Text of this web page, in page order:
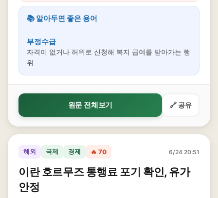
📚 알아두면 좋은 용어
부정수급
자격이 없거나 허위로 신청해 복지 급여를 받아가는 행
위
원문 전체보기 🔗 공유
해외 국제 경제 🔥 70 6/24 20:51
이란 호르무즈 통행료 포기 확인, 유가
안정